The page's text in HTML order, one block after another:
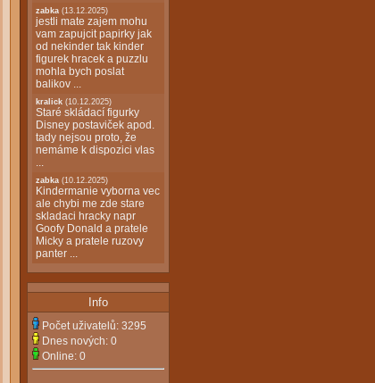
zabka (13.12.2025)
jestli mate zajem mohu
vam zapujcit papirky jak
od nekinder tak kinder
figurek hracek a puzzlu
mohla bych poslat
balikov ...
kralick (10.12.2025)
Staré skládací figurky
Disney postaviček apod.
tady nejsou proto, že
nemáme k dispozici vlas
...
zabka (10.12.2025)
Kindermanie vyborna vec
ale chybi me zde stare
skladaci hracky napr
Goofy Donald a pratele
Micky a pratele ruzovy
panter ...
Info
Počet uživatelů: 3295
Dnes nových: 0
Online: 0